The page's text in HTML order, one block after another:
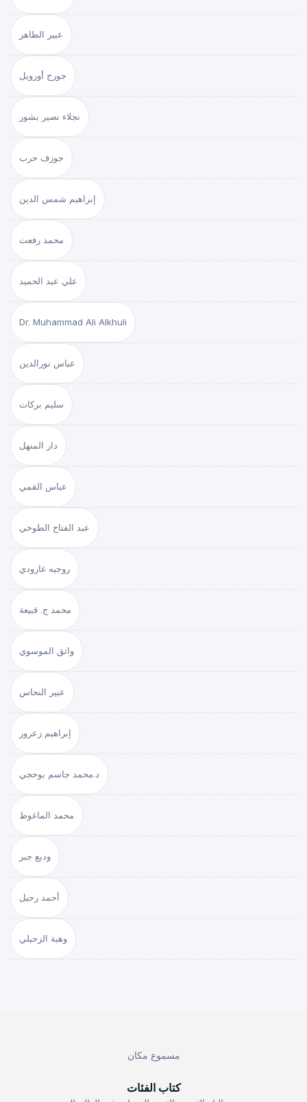
عبير الطاهر
جورج أورويل
نجلاء نصير بشور
جوزف حرب
إبراهيم شمس الدين
محمد رفعت
علي عبد الحميد
Dr. Muhammad Ali Alkhuli
عباس نورالدين
سليم بركات
دار المنهل
عباس القمي
عبد الفتاح الطوخي
روجيه غارودي
محمد ج. قبيعة
واثق الموسوي
عبير النحاس
إبراهيم زعرور
د.محمد جاسم بوحجي
محمد الماغوط
وديع جبر
أحمد رحيل
وهبة الزحيلي
مسموع مكان
كتاب الفئات